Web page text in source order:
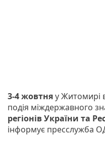
3-4 жовтняу Житомирі
подія міждержавного
регіонів України та
інформує пресслужба